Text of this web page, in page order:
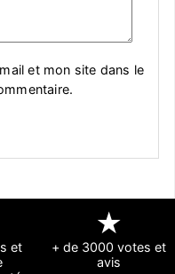
et mon site dans le
et
★
+ de 3000 votes et
avis